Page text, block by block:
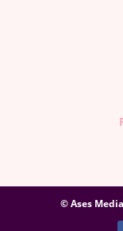
© Ases Media